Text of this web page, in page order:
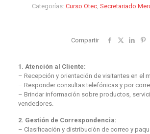
Categorías: Curso Otec, Secretariado
Compartir
1. Atención al Cliente:
– Recepción y orientación de visitantes en el
– Responder consultas telefónicas y por
– Brindar información sobre productos,
vendedores.
2. Gestión de Correspondencia:
– Clasificación y distribución de correo y